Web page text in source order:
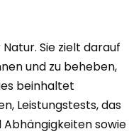
Sie zielt darauf
und zu beheben,
beinhaltet
Leistungstests, das
sowie